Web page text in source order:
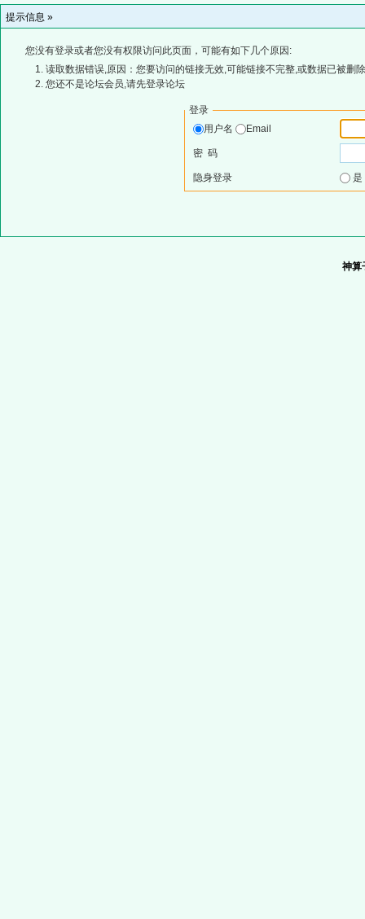
提示信息 »
您没有登录或者您没有权限访问此页面，可能有如下几个原因:
读取数据错误,原因：您要访问的链接无效,可能链接不完整,或数据已被删
您还不是论坛会员,请先登录论坛
登录
用户名
Email
密 码
隐身登录
神算